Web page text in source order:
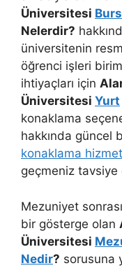
Üniversitesi
Nelerdir?
üniversitenin
öğrenci işleri
ihtiyaçları için
Üniversitesi Yurt
konaklama
hakkında güncel
konaklama
geçmeniz tavsiye
Mezuniyet sonrası
bir gösterge olan
Üniversitesi
Nedir? sorusuna